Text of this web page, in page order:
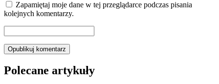
Zapamiętaj moje dane w tej przeglądarce podczas pisania
kolejnych komentarzy.
Polecane artykuły